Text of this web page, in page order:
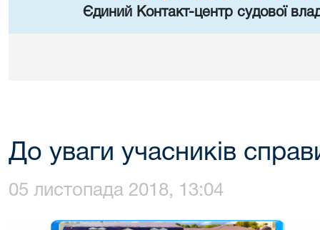
Єдиний Контакт-центр судової
До уваги учасників
05 листопада 2018, 13:04